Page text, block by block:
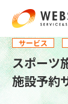
コ
ン
テ
ン
ツ
サービス
スポーツ
施設予約